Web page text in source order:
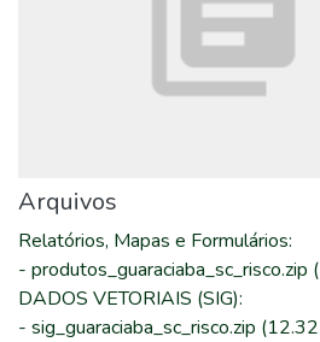
Arquivos
Relatórios, Mapas e Formulários:
- produtos_guaraciaba_sc_risco.zip
DADOS VETORIAIS (SIG):
- sig_guaraciaba_sc_risco.zip